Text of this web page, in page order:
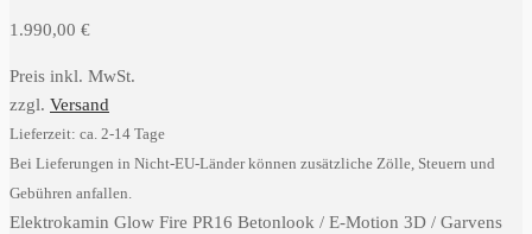
1.990,00 €
Preis inkl. MwSt.
zzgl. Versand
Lieferzeit: ca. 2-14 Tage
Bei Lieferungen in Nicht-EU-Länder können zusätzliche Zölle, Steuern und
Gebühren anfallen.
Elektrokamin Glow Fire PR16 Betonlook / E-Motion 3D / Garvens